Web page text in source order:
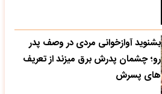
بشنوید آوازخوانی مردی در وصف پدر
رو؛ چشمان پدرش برق میزند از تعریف
های پسرش